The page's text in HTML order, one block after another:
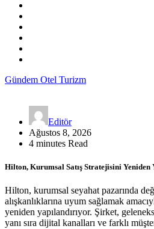
Gündem Otel Turizm
Editör
Ağustos 8, 2026
4 minutes Read
Hilton, Kurumsal Satış Stratejisini Yeniden
Hilton, kurumsal seyahat pazarında
alışkanlıklarına uyum sağlamak
yeniden yapılandırıyor. Şirket,
yanı sıra dijital kanalları ve farklı